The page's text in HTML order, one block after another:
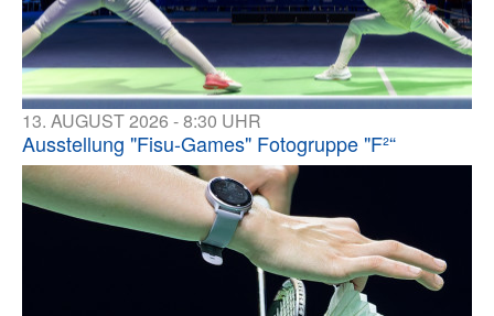
13. AUGUST 2026 - 8:30 UHR
Ausstellung "Fisu-Games" Fotogruppe "F²“